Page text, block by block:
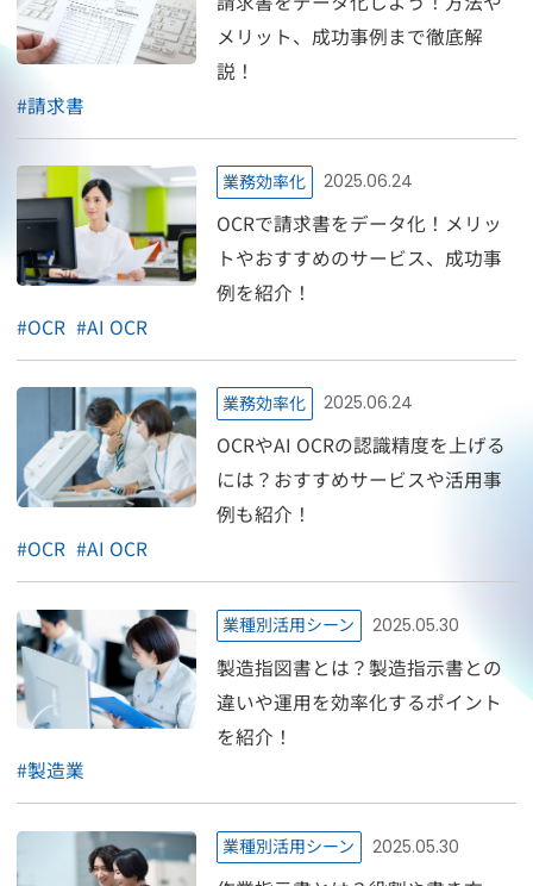
メリット、成功事例まで徹底解
説！
#請求書
業務効率化 2025.06.24
OCRで請求書をデータ化！メリッ
トやおすすめのサービス、成功事
例を紹介！
#OCR #AI OCR
業務効率化 2025.06.24
OCRやAI OCRの認識精度を上げる
には？おすすめサービスや活用事
例も紹介！
#OCR #AI OCR
業種別活用シーン 2025.05.30
製造指図書とは？製造指示書との
違いや運用を効率化するポイント
を紹介！
#製造業
業種別活用シーン 2025.05.30